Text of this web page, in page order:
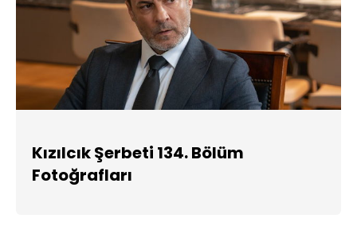
Kızılcık Şerbeti 134. Bölüm
Fotoğrafları